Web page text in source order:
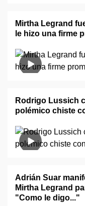
Mirtha Legrand
le hizo una firme
Rodrigo Lussich
polémico chiste
Adrián Suar
Mirtha Legrand
"Como le digo..."